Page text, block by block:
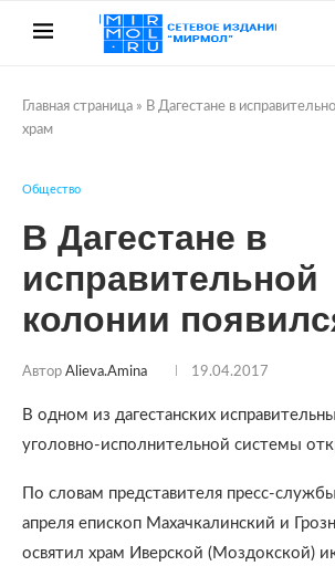
Главная страница » В Дагестане в
храм
Общество
В Дагестане в
исправительной
колонии
Автор Alieva.amina 19.04.2017
В одном из дагестанских
уголовно-исполнительной системы
По словам представителя пресс-
апреля епископ Махачкалинский и
освятил храм Иверской (Моздокской)